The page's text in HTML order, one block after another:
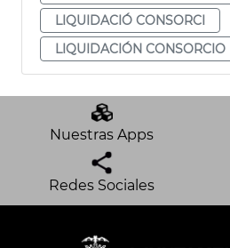
LIQUIDACIÓ CONSORCI
LIQUIDACIÓN CONSORCIO
Nuestras Apps
Redes Sociales